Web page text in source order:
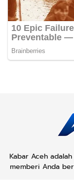
Kabar Aceh
memberi Anda